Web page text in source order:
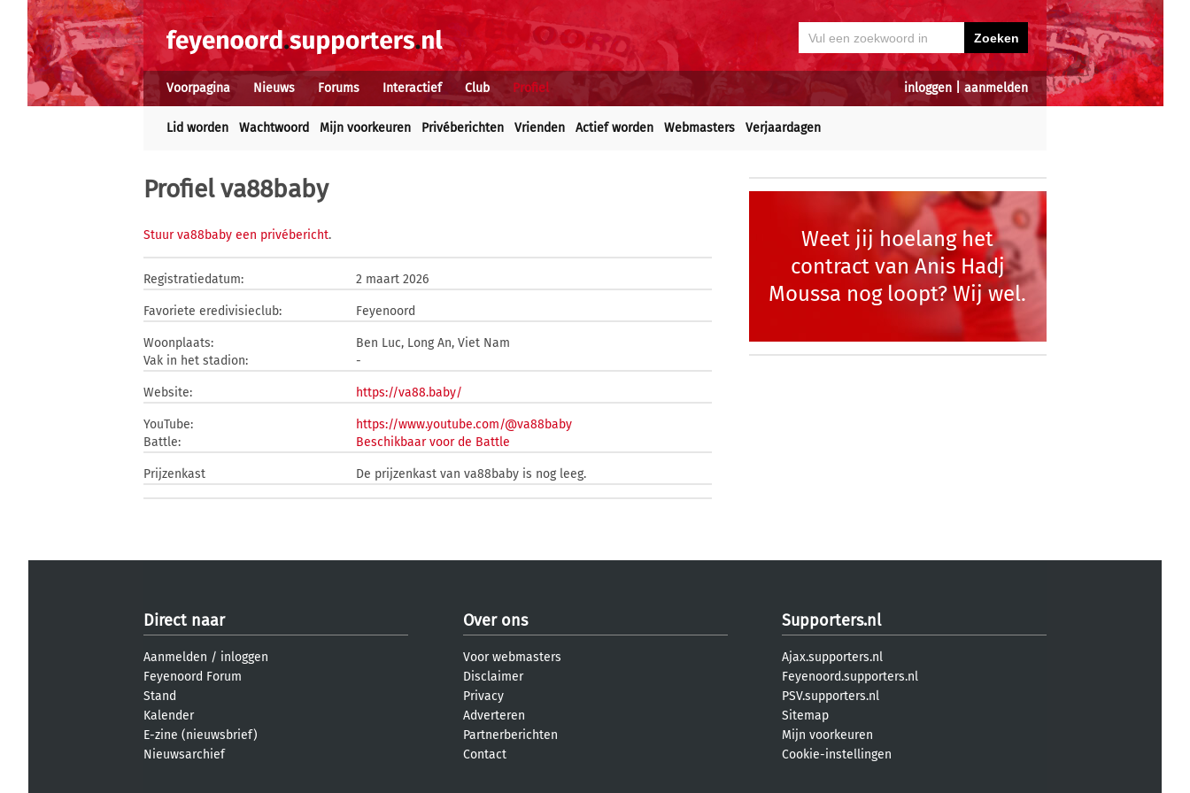
inloggen aanmelden
Voorpagina Nieuws Forums Interactief Club Profiel
Lid worden Wachtwoord Mijn voorkeuren Privéberichten Vrienden Actief worden Webmasters Verjaardagen
Profiel va88baby
Stuur va88baby een privébericht.
Registratiedatum: 2 maart 2026
Favoriete eredivisieclub: Feyenoord
Woonplaats:
Ben Luc, Long An, Viet Nam
Vak in het stadion:
-
Website: https://va88.baby/
YouTube:
https://www.youtube.com/@va88baby
Battle:
Beschikbaar voor de Battle
Prijzenkast De prijzenkast van va88baby is nog leeg.
Weet jij hoelang het
contract van Anis Hadj
Moussa nog loopt? Wij wel.
Direct naar
Aanmelden / inloggen
Feyenoord Forum
Stand
Kalender
E-zine (nieuwsbrief)
Nieuwsarchief
Over ons
Voor webmasters
Disclaimer
Privacy
Adverteren
Partnerberichten
Contact
Supporters.nl
Ajax.supporters.nl
Feyenoord.supporters.nl
PSV.supporters.nl
Sitemap
Mijn voorkeuren
Cookie-instellingen